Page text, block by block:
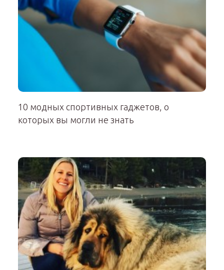
10 модных спортивных гаджетов, о
которых вы могли не знать